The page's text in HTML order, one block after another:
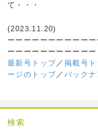
て・・・
(2023.11.20)
ーーーーーーーーーー
ーーーーーーーーーーー
最新号トップ／ 掲載号
ージのトップ／ バックナ
検索